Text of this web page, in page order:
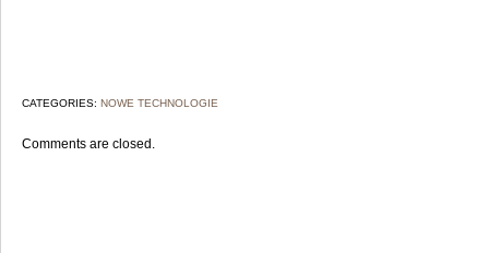
CATEGORIES: NOWE TECHNOLOGIE
Comments are closed.